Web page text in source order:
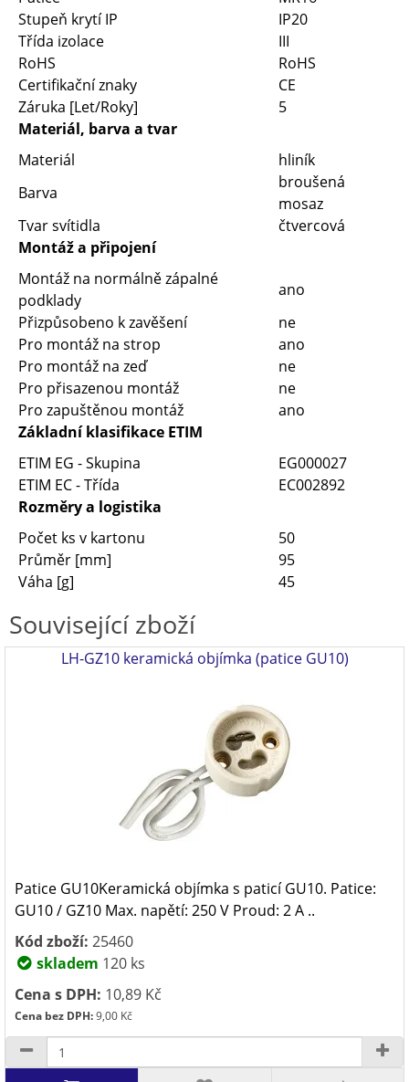
Stupeň krytí IP
IP20
Třída izolace
III
RoHS
RoHS
Certifikační znaky
CE
Záruka [Let/Roky]
5
Materiál, barva a tvar
Materiál
hliník
Barva
broušená
mosaz
Tvar svítidla
čtvercová
Montáž a připojení
Montáž na normálně zápalné
podklady
ano
Přizpůsobeno k zavěšení
ne
Pro montáž na strop
ano
Pro montáž na zeď
ne
Pro přisazenou montáž
ne
Pro zapuštěnou montáž
ano
Základní klasifikace ETIM
ETIM EG - Skupina
EG000027
ETIM EC - Třída
EC002892
Rozměry a logistika
Počet ks v kartonu
50
Průměr [mm]
95
Váha [g]
45
Související zboží
LH-GZ10 keramická objímka (patice GU10)
Patice GU10Keramická objímka s paticí GU10. Patice:
GU10 / GZ10 Max. napětí: 250 V Proud: 2 A ..
Kód zboží: 25460
skladem 120 ks
Cena s DPH: 10,89 Kč
Cena bez DPH:9,00 Kč